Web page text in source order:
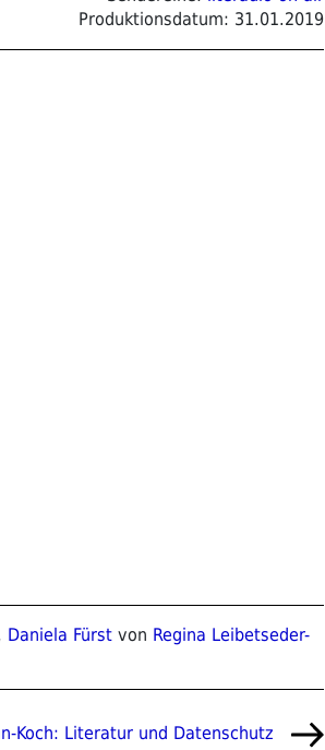
Produktionsdatum: 31.01.2019
Daniela Fürst von Regina Leibetseder-
Koch: Literatur und Datenschutz